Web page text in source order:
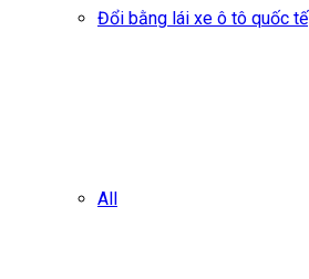
Đổi bằng lái xe ô tô quốc tế
All